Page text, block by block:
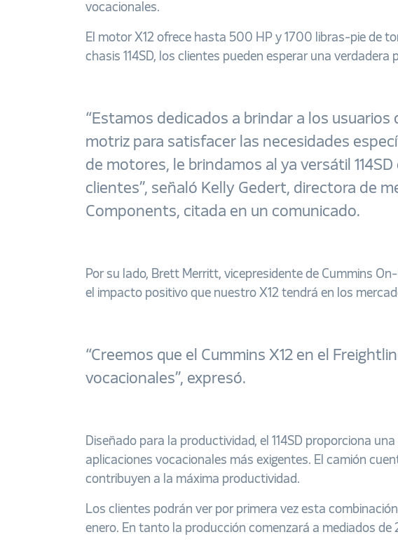
vocacionales.
El motor X12 ofrece hasta 500 HP y 1700 libras-pie de
chasis 114SD, los clientes pueden esperar una verdadera
“Estamos dedicados a brindar a los
motriz para satisfacer las necesidades
de motores, le brindamos al ya versátil
clientes”, señaló Kelly Gedert, directora de
Components, citada en un comunicado.
Por su lado, Brett Merritt, vicepresidente de Cummins
el impacto positivo que nuestro X12 tendrá en los
“Creemos que el Cummins X12 en el
vocacionales”, expresó.
Diseñado para la productividad, el 114SD proporciona
aplicaciones vocacionales más exigentes. El camión
contribuyen a la máxima productividad.
Los clientes podrán ver por primera vez esta
enero. En tanto la producción comenzará a mediados de